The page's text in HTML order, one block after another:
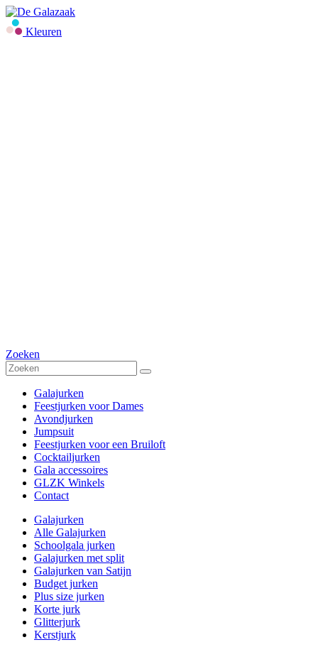
Kleuren
Zoeken
Galajurken
Feestjurken voor Dames
Avondjurken
Jumpsuit
Feestjurken voor een Bruiloft
Cocktailjurken
Gala accessoires
GLZK Winkels
Contact
Galajurken
Alle Galajurken
Schoolgala jurken
Galajurken met split
Galajurken van Satijn
Budget jurken
Plus size jurken
Korte jurk
Glitterjurk
Kerstjurk